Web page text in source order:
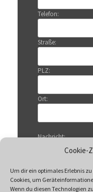
Cookie-
Um dir ein optimales Erlebnis
Cookies, um
Wenn du diesen Technologien
Telefon:
Straße:
PLZ:
Ort:
Nachricht: